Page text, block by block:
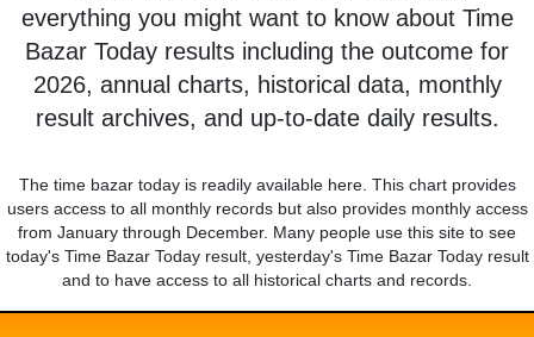
everything you might want to know about Time
Bazar Today results including the outcome for
2026, annual charts, historical data, monthly
result archives, and up-to-date daily results.
The time bazar today is readily available here. This chart provides
users access to all monthly records but also provides monthly access
from January through December. Many people use this site to see
today's Time Bazar Today result, yesterday's Time Bazar Today result
and to have access to all historical charts and records.